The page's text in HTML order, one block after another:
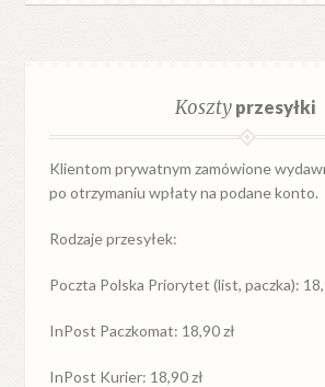
Kosztyprzesyłki
Klientom prywatnym zamówione
po otrzymaniu wpłaty na podane konto.
Rodzaje przesyłek:
Poczta Polska Priorytet (list, paczka):
InPost Paczkomat: 18,90 zł
InPost Kurier: 18,90 zł